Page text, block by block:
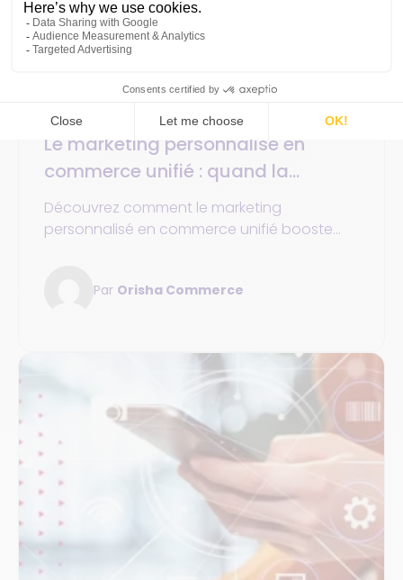
21 avril 2025 15min
Le marketing personnalisé en
commerce unifié : quand la
personnalisation client rend
l’expérience d’achat sur mesure
Découvrez comment le marketing
personnalisé en commerce unifié booste
Par Orisha Commerce